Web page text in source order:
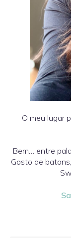
O meu lugar
Bem… entre
Gosto de